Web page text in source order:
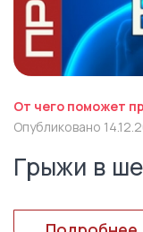
От чего поможет
Опубликовано
Грыжи в